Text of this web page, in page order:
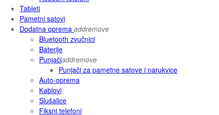
Tableti
Pametni satovi
Dodatna oprema addremove
Bluetooth zvučnici
Baterije
Punjačiaddremove
Punjači za pametne satove i narukvice
Auto-oprema
Kablovi
Slušalice
Fiksni telefoni